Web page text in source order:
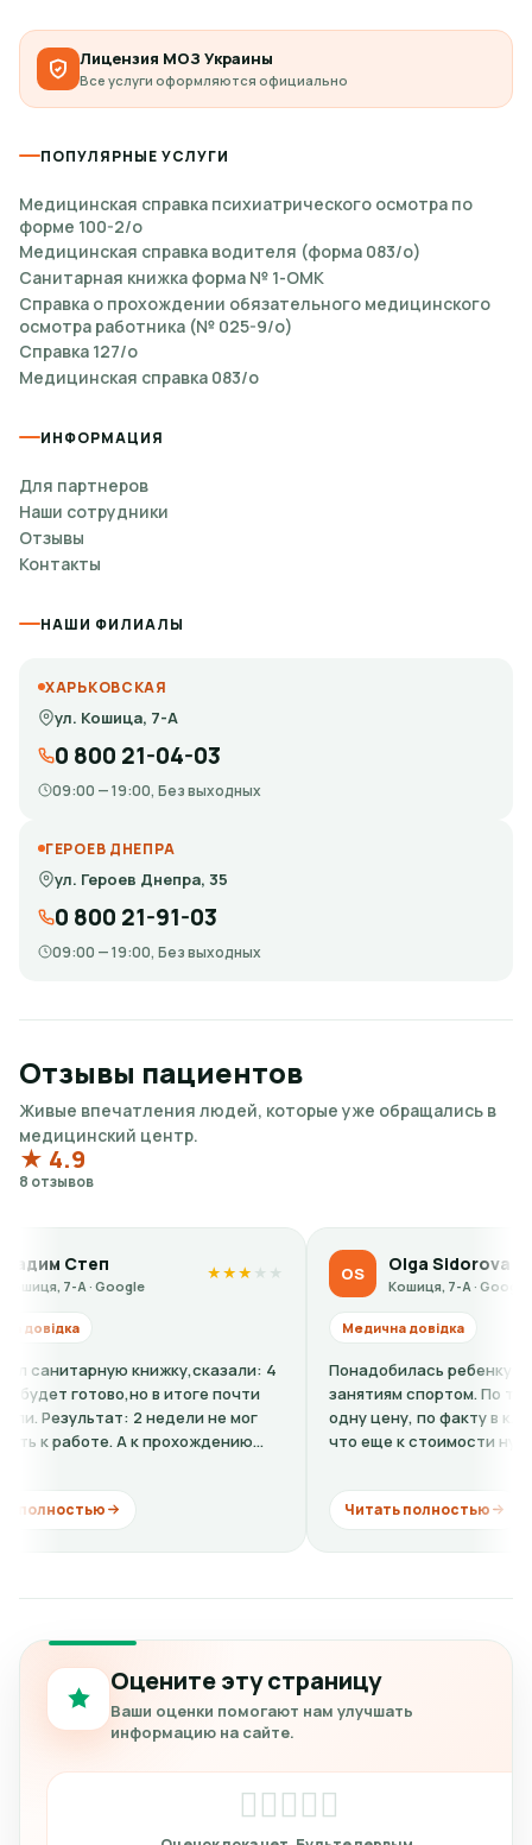
Лицензия МОЗ Украины
Все услуги оформляются официально
ПОПУЛЯРНЫЕ УСЛУГИ
Медицинская справка психиатрического осмотра по
форме 100-2/о
Медицинская справка водителя (форма 083/о)
Санитарная книжка форма № 1-ОМК
Справка о прохождении обязательного медицинского
осмотра работника (№ 025-9/о)
Справка 127/о
Медицинская справка 083/о
ИНФОРМАЦИЯ
Для партнеров
Наши сотрудники
Отзывы
Контакты
НАШИ ФИЛИАЛЫ
ХАРЬКОВСКАЯ
ул. Кошица, 7-А
0 800 21-04-03
09:00 — 19:00, Без выходных
ГЕРОЕВ ДНЕПРА
ул. Героев Днепра, 35
0 800 21-91-03
09:00 — 19:00, Без выходных
Отзывы пациентов
Живые впечатления людей, которые уже обращались в
медицинский центр.
★ 4.9
8 отзывов
· Google
книжку,сказали: 4
в итоге почти
2 недели не мог
А к прохождению
OS Olga Sidorova
Кошиця, 7-А · Google
Медична довідка
Понадобилась ребенку справка-
занятиям спортом. По телефону
одну цену, по факту в клинике
что еще к стоимости нужно
Читать полностью
Оцените эту страницу
Ваши оценки помогают нам улучшать
информацию на сайте.